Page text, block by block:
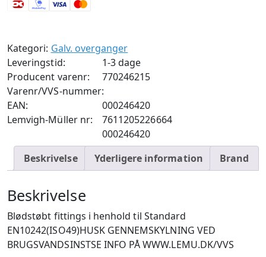
muffe/nippel
1/8
antal
Kategori: Galv. overganger
Leveringstid:
1-3 dage
Producent varenr:
770246215
Varenr/VVS-nummer:
000246420
EAN:
7611205226664
Lemvigh-Müller nr:
000246420
Beskrivelse
Yderligere information Brand
Beskrivelse
Blødstøbt fittings i henhold til Standard
EN10242(ISO49)HUSK GENNEMSKYLNING VED
BRUGSVANDSINSTSE INFO PÅ WWW.LEMU.DK/VVS